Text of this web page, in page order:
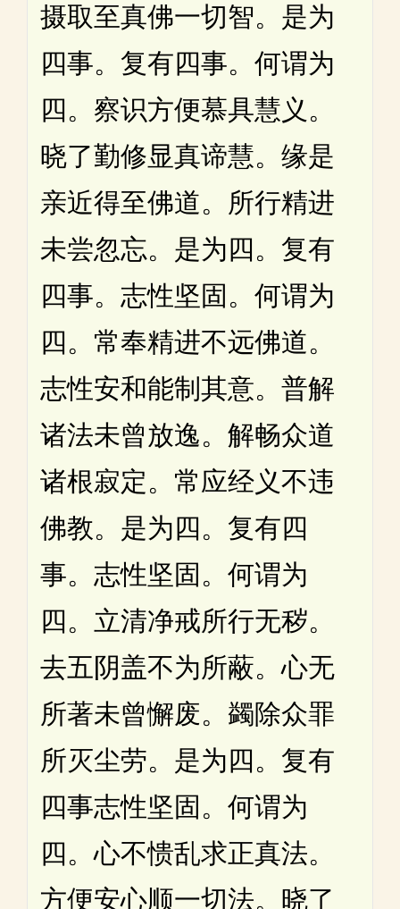
摄取至真佛一切智。是为
四事。复有四事。何谓为
四。察识方便慕具慧义。
晓了勤修显真谛慧。缘是
亲近得至佛道。所行精进
未尝忽忘。是为四。复有
四事。志性坚固。何谓为
四。常奉精进不远佛道。
志性安和能制其意。普解
诸法未曾放逸。解畅众道
诸根寂定。常应经义不违
佛教。是为四。复有四
事。志性坚固。何谓为
四。立清净戒所行无秽。
去五阴盖不为所蔽。心无
所著未曾懈废。蠲除众罪
所灭尘劳。是为四。复有
四事志性坚固。何谓为
四。心不愦乱求正真法。
方便安心顺一切法。晓了